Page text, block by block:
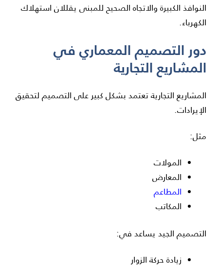
النوافذ الكبيرة والاتجاه الصحيح للمبنى يقللان استهلاك
الكهرباء.
دور التصميم المعماري في
المشاريع التجارية
المشاريع التجارية تعتمد بشكل كبير على التصميم لتحقيق
الإيرادات.
مثل:
المولات
المعارض
المطاعم
المكاتب
التصميم الجيد يساعد في:
زيادة حركة الزوار